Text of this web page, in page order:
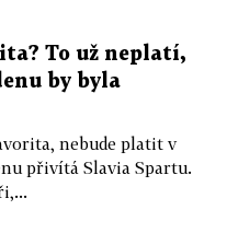
To už neplatí,
by byla
nebude platit v
přivítá Slavia Spartu.